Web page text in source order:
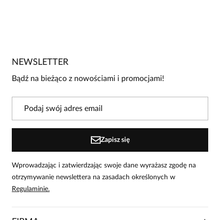
NEWSLETTER
Bądź na bieżąco z nowościami i promocjami!
Zapisz się
Wprowadzając i zatwierdzając swoje dane wyrażasz zgodę na
otrzymywanie newslettera na zasadach określonych w
Regulaminie.